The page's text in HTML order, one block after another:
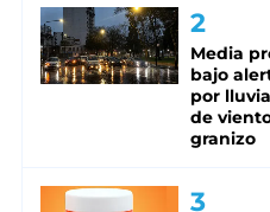
Media
bajo
por
de
granizo